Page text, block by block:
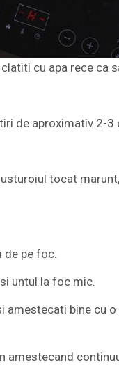
cu apa rece ca
de aproximativ 2-3
tocat
de pe foc.
untul la foc mic.
amestecati bine cu
amestecand